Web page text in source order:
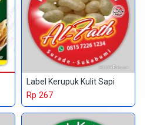
Label Kerupuk Kulit Sapi
Rp 267